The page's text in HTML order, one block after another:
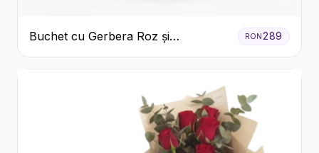
Buchet cu Gerbera Roz și
Crizanteme Verzi
RON289